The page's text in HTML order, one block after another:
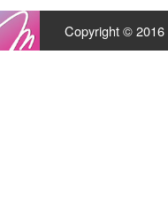
Copyright © 2016